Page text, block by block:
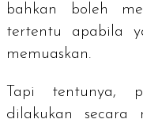
bahkan boleh
tertentu apabila
memuaskan.
Tapi tentunya,
dilakukan secara